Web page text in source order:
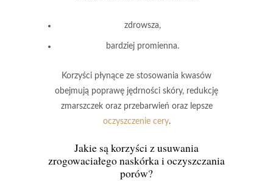
zdrowsza,
bardziej promienna.
Korzyści płynące ze stosowania kwasów
obejmują poprawę jędrności skóry, redukcję
zmarszczek oraz przebarwień oraz lepsze
oczyszczenie cery.
Jakie są korzyści z usuwania
zrogowaciałego naskórka i oczyszczania
porów?